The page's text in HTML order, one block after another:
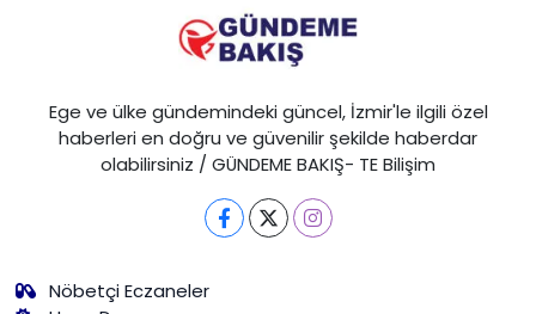
Ege ve ülke gündemindeki güncel, İzmir'le ilgili özel
haberleri en doğru ve güvenilir şekilde haberdar
olabilirsiniz / GÜNDEME BAKIŞ- TE Bilişim
Nöbetçi Eczaneler